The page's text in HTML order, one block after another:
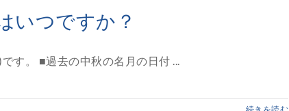
いつですか？
す。 ■過去の中秋の名月の日付 ...